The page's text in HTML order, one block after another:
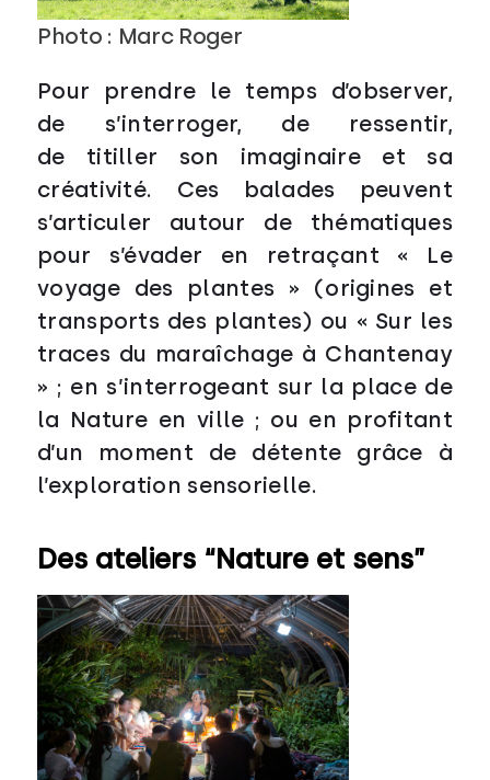
Photo : Marc Roger
Pour prendre le temps d’observer,
de s’interroger, de ressentir,
de titiller son imaginaire et sa
créativité. Ces balades peuvent
s’articuler autour de thématiques
pour s’évader en retraçant « Le
voyage des plantes » (origines et
transports des plantes) ou « Sur les
traces du maraîchage à Chantenay
» ; en s’interrogeant sur la place de
la Nature en ville ; ou en profitant
d’un moment de détente grâce à
l’exploration sensorielle.
Des ateliers “Nature et sens”